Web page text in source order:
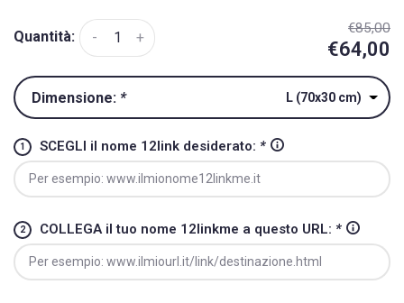
Quantità: +
-
€85,00
€64,00
Dimensione: * L (70x30 cm)
SCEGLI il nome 12link desiderato: *
COLLEGA il tuo nome 12linkme a questo URL: *